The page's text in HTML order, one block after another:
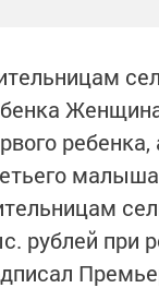
рублей при